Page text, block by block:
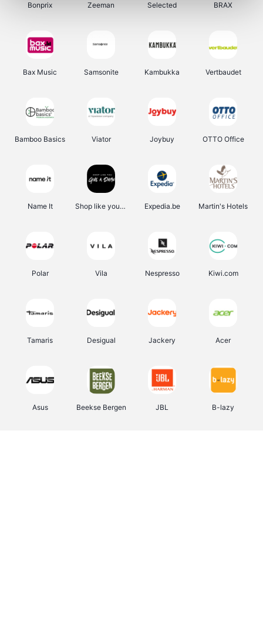
Bonprix Zeeman Selected BRAX
Bax Music Samsonite Kambukka Vertbaudet
Bamboo Basics Viator Joybuy OTTO Office
Name It Shop like you Give A Damn Expedia.be Martin's Hotels
Polar Vila Nespresso Kiwi.com
Tamaris Desigual Jackery Acer
Asus Beekse Bergen JBL B-lazy